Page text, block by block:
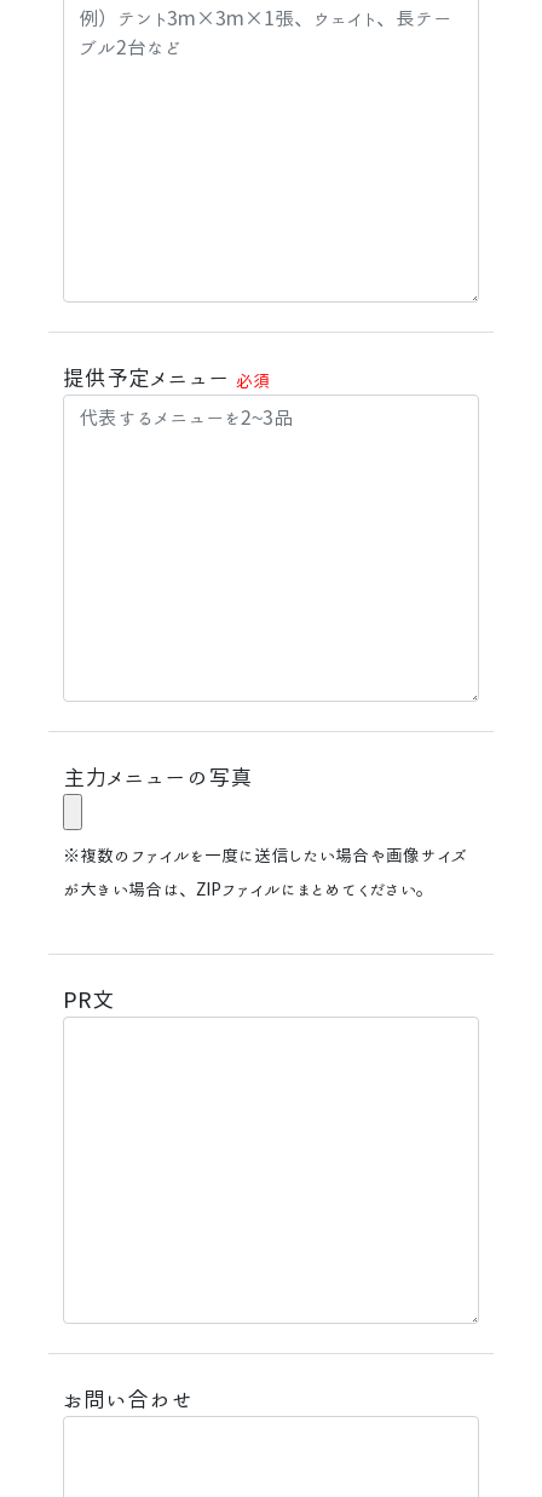
提供予定メニュー 必須
主力メニューの写真
※複数のファイルを一度に送信したい場合や画像サイズ
が大きい場合は、ZIPファイルにまとめてください。
PR文
お問い合わせ